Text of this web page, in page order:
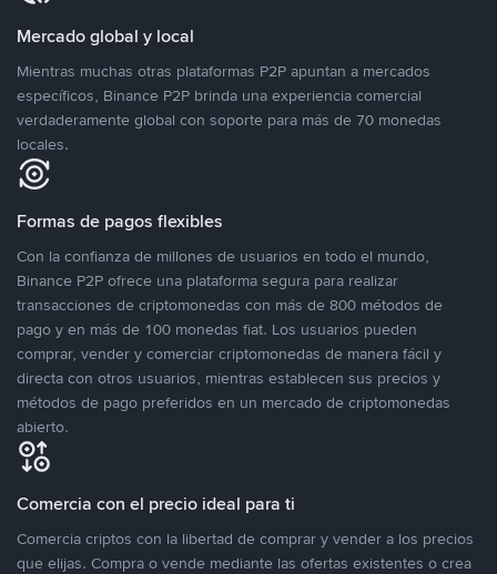
Mercado global y local
Mientras muchas otras plataformas P2P apuntan a mercados
específicos, Binance P2P brinda una experiencia comercial
verdaderamente global con soporte para más de 70 monedas
locales.
Formas de pagos flexibles
Con la confianza de millones de usuarios en todo el mundo,
Binance P2P ofrece una plataforma segura para realizar
transacciones de criptomonedas con más de 800 métodos de
pago y en más de 100 monedas fiat. Los usuarios pueden
comprar, vender y comerciar criptomonedas de manera fácil y
directa con otros usuarios, mientras establecen sus precios y
métodos de pago preferidos en un mercado de criptomonedas
abierto.
Comercia con el precio ideal para ti
Comercia criptos con la libertad de comprar y vender a los precios
que elijas. Compra o vende mediante las ofertas existentes o crea